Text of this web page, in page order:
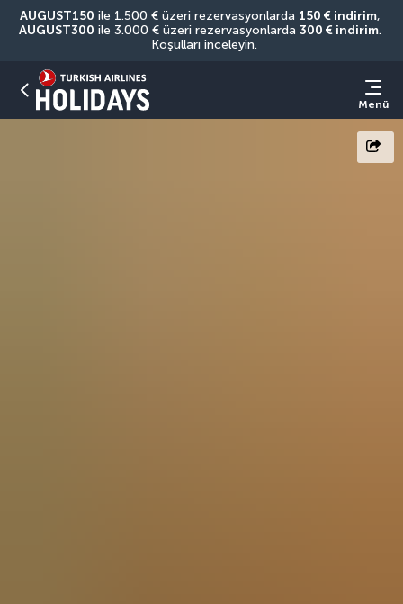
AUGUST150 ile 1.500 € üzeri rezervasyonlarda 150 € indirim
AUGUST300 ile 3.000 € üzeri rezervasyonlarda 300 € indirim
Koşulları inceleyin.
Menü